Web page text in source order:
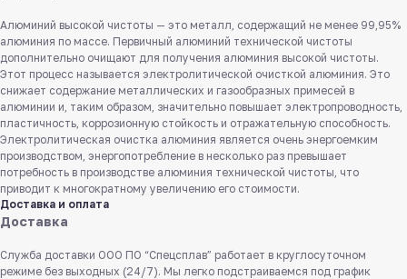
Алюминий высокой чистоты — это металл, содержащий не менее 99,95%
алюминия по массе. Первичный алюминий технической чистоты
дополнительно очищают для получения алюминия высокой чистоты.
Этот процесс называется электролитической очисткой алюминия. Это
снижает содержание металлических и газообразных примесей в
алюминии и, таким образом, значительно повышает электропроводность,
пластичность, коррозионную стойкость и отражательную способность.
Электролитическая очистка алюминия является очень энергоемким
производством, энергопотребление в несколько раз превышает
потребность в производстве алюминия технической чистоты, что
приводит к многократному увеличению его стоимости.
Доставка и оплата
Доставка
Служба доставки ООО ПО “Спецсплав” работает в круглосуточном
режиме без выходных (24/7). Мы легко подстраиваемся под график